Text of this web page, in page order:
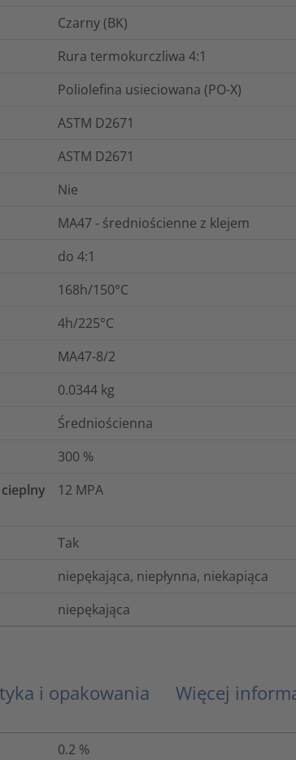
Czarny (BK)
Rura termokurczliwa 4:1
Poliolefina usieciowana (PO-X)
ASTM D2671
ASTM D2671
Nie
MA47 - średniościenne z klejem
do 4:1
168h/150°C
4h/225°C
MA47-8/2
0.0344 kg
Średniościenna
300 %
12 MPA
Tak
niepękająca, niepłynna, niekapiąca
niepękająca
i opakowania Więcej
0.2 %